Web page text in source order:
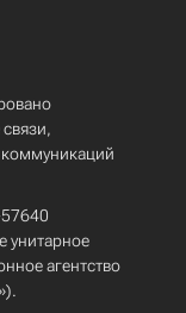
унитарное
агентство